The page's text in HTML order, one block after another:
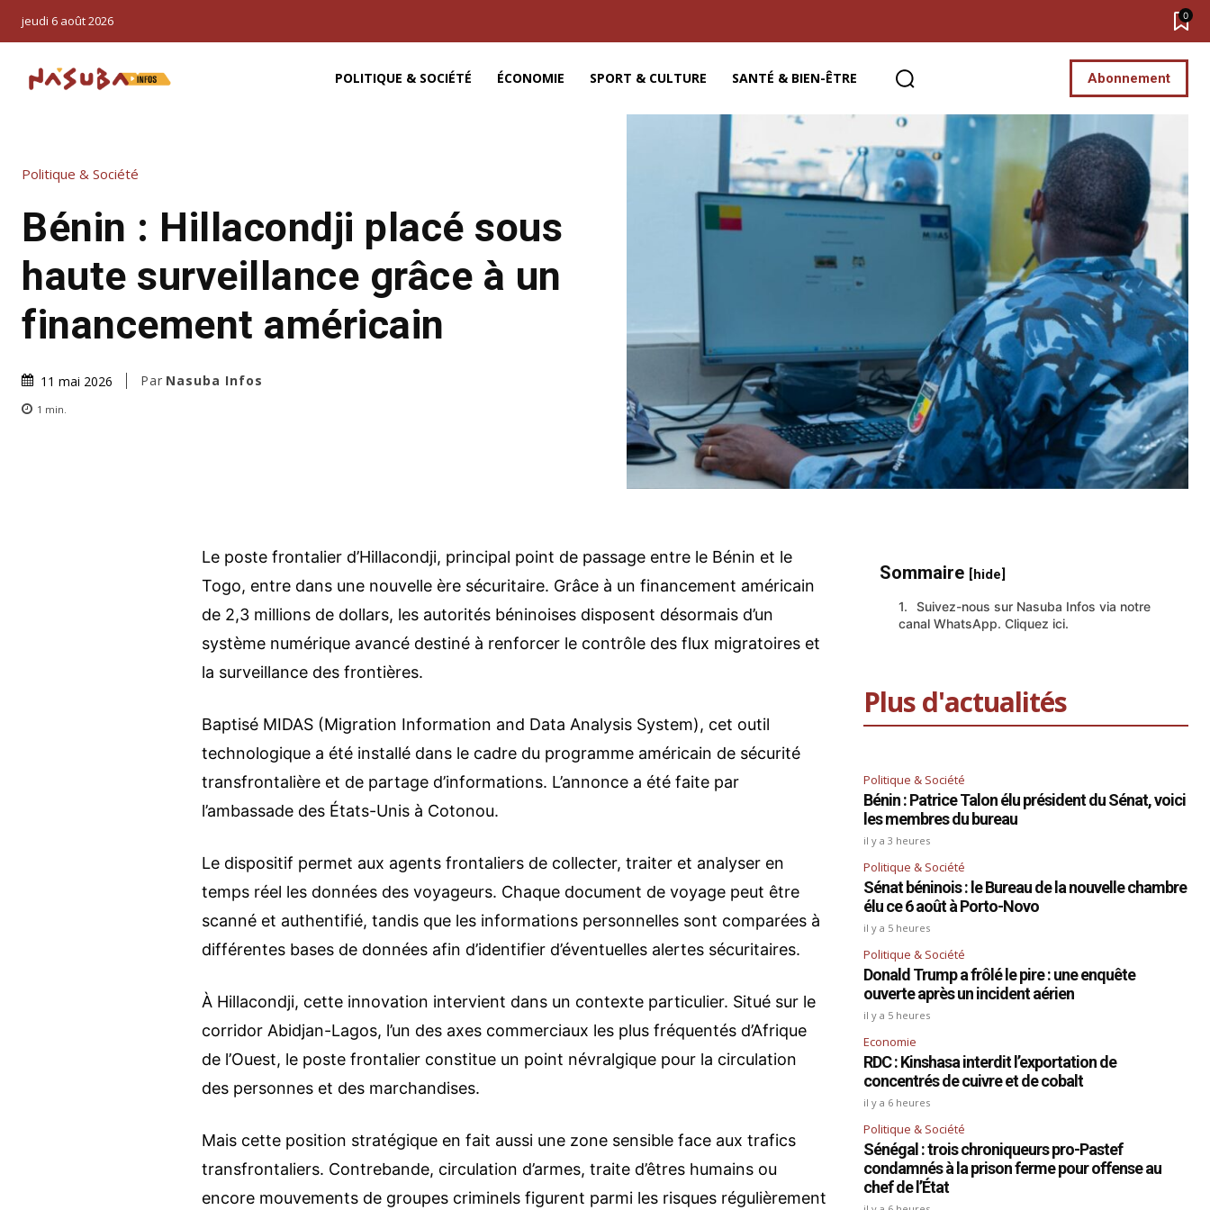
jeudi 6 août 2026 0
POLITIQUE & SOCIÉTÉ ÉCONOMIE SPORT & CULTURE SANTÉ & BIEN-ÊTRE Abonnement
Politique & Société
Bénin : Hillacondji placé sous
haute surveillance grâce à un
financement américain
11 mai 2026 Par Nasuba Infos
1 min.
Le poste frontalier d’Hillacondji, principal point de passage entre le Bénin et le
Togo, entre dans une nouvelle ère sécuritaire. Grâce à un financement américain
de 2,3 millions de dollars, les autorités béninoises disposent désormais d’un
système numérique avancé destiné à renforcer le contrôle des flux migratoires et
la surveillance des frontières.
Baptisé MIDAS (Migration Information and Data Analysis System), cet outil
technologique a été installé dans le cadre du programme américain de sécurité
transfrontalière et de partage d’informations. L’annonce a été faite par
l’ambassade des États-Unis à Cotonou.
Le dispositif permet aux agents frontaliers de collecter, traiter et analyser en
temps réel les données des voyageurs. Chaque document de voyage peut être
scanné et authentifié, tandis que les informations personnelles sont comparées à
différentes bases de données afin d’identifier d’éventuelles alertes sécuritaires.
À Hillacondji, cette innovation intervient dans un contexte particulier. Situé sur le
corridor Abidjan-Lagos, l’un des axes commerciaux les plus fréquentés d’Afrique
de l’Ouest, le poste frontalier constitue un point névralgique pour la circulation
des personnes et des marchandises.
Mais cette position stratégique en fait aussi une zone sensible face aux trafics
transfrontaliers. Contrebande, circulation d’armes, traite d’êtres humains ou
encore mouvements de groupes criminels figurent parmi les risques régulièrement
Sommaire [hide]
Suivez-nous sur Nasuba Infos via notre
canal WhatsApp. Cliquez ici.
Plus d'actualités
Politique & Société
Bénin : Patrice Talon élu président du Sénat, voici
les membres du bureau
il y a 3 heures
Politique & Société
Sénat béninois : le Bureau de la nouvelle chambre
élu ce 6 août à Porto-Novo
il y a 5 heures
Politique & Société
Donald Trump a frôlé le pire : une enquête
ouverte après un incident aérien
il y a 5 heures
Economie
RDC : Kinshasa interdit l’exportation de
concentrés de cuivre et de cobalt
il y a 6 heures
Politique & Société
Sénégal : trois chroniqueurs pro-Pastef
condamnés à la prison ferme pour offense au
chef de l’État